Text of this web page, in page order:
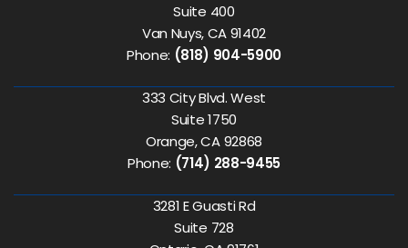
Suite 400
Van Nuys, CA 91402
Phone: (818) 904-5900
333 City Blvd. West
Suite 1750
Orange, CA 92868
Phone: (714) 288-9455
3281 E Guasti Rd
Suite 728